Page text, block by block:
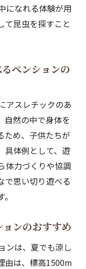
になれる体験が用
て昆虫を探すこと
ペンションの
アスレチックのあ
自然の中で身体を
ため、子供たちが
具体例として、遊
体力づくりや協調
で思い切り遊べる
ンのおすすめ
ンは、夏でも涼し
由は、標高1500m